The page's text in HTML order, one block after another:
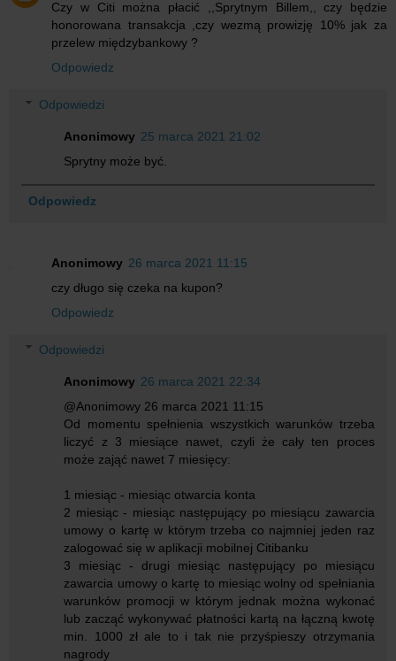
Czy w Citi można płacić ,,Sprytnym Billem,, czy będzie
honorowana transakcja ,czy wezmą prowizję 10% jak za
przelew międzybankowy ?
Odpowiedz
Odpowiedzi
Anonimowy 25 marca 2021 21:02
Sprytny może być.
Odpowiedz
Anonimowy 26 marca 2021 11:15
czy długo się czeka na kupon?
Odpowiedz
Odpowiedzi
Anonimowy 26 marca 2021 22:34
@Anonimowy 26 marca 2021 11:15
Od momentu spełnienia wszystkich warunków trzeba
liczyć z 3 miesiące nawet, czyli że cały ten proces
może zająć nawet 7 miesięcy:
1 miesiąc - miesiąc otwarcia konta
2 miesiąc - miesiąc następujący po miesiącu zawarcia
umowy o kartę w którym trzeba co najmniej jeden raz
zalogować się w aplikacji mobilnej Citibanku
3 miesiąc - drugi miesiąc następujący po miesiącu
zawarcia umowy o kartę to miesiąc wolny od spełniania
warunków promocji w którym jednak można wykonać
lub zacząć wykonywać płatności kartą na łączną kwotę
min. 1000 zł ale to i tak nie przyśpieszy otrzymania
nagrody